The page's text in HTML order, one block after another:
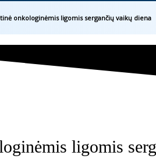
onkologinėmis ligomis sergančių vaikų diena
ligomis